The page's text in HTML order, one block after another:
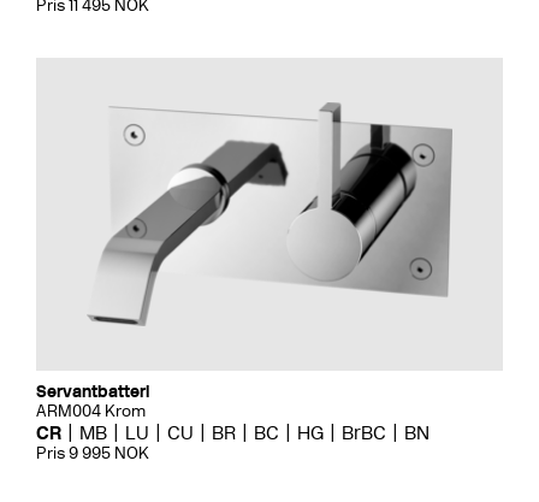
Pris 11 495 NOK
Servantbatteri
ARM004 Krom
CR MB LU CU BR BC HG BrBC BN
Pris 9 995 NOK